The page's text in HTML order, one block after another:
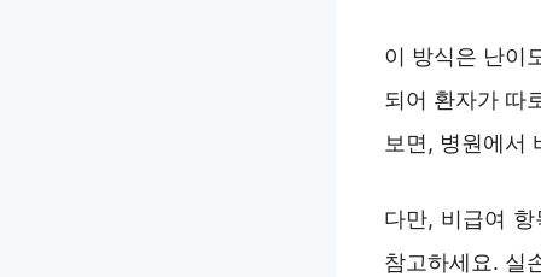
이 방식은 난이
되어 환자가 따
보면, 병원에서
다만, 비급여
참고하세요. 실